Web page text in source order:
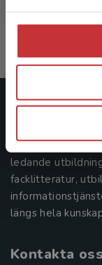
Studentlitteratur
ledande
facklitteratur,
längs hela
Kontakta oss